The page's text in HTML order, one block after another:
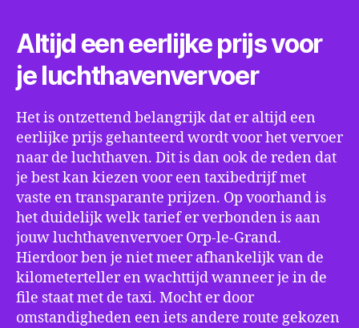
Altijd een eerlijke prijs voor
je luchthavenvervoer
Het is ontzettend belangrijk dat er altijd een
eerlijke prijs gehanteerd wordt voor het vervoer
naar de luchthaven. Dit is dan ook de reden dat
je best kan kiezen voor een taxibedrijf met
vaste en transparante prijzen. Op voorhand is
het duidelijk welk tarief er verbonden is aan
jouw luchthavenvervoer Orp-le-Grand.
Hierdoor ben je niet meer afhankelijk van de
kilometerteller en wachttijd wanneer je in de
file staat met de taxi. Mocht er door
omstandigheden een iets andere route gekozen